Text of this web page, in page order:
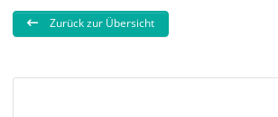
Zurück zur Übersicht